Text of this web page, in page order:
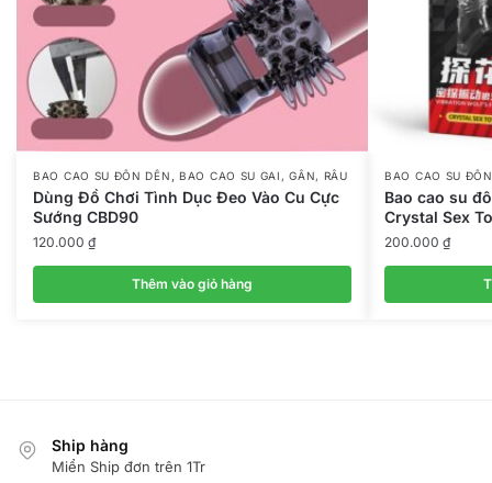
BAO CAO SU ĐÔN DÊN ,BAO CAO SU GAI, GÂN, RÂU
Dùng Đồ Chơi Tình Dục Đeo Vào Cu Cực
Sướng CBD90
120.000 ₫
Thêm vào giỏ hàng
BAO CAO SU
Bao cao su
Crystal Sex
200.000 ₫
Ship hàng
Miển Ship đơn trên 1Tr